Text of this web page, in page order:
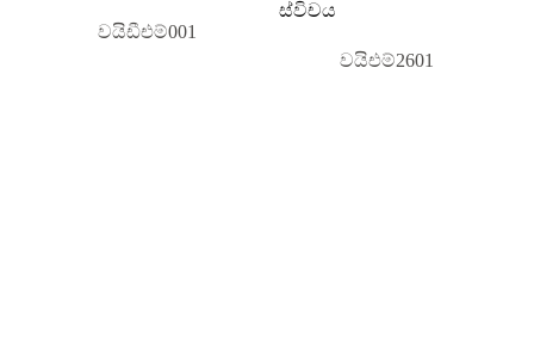
වයිඩීඑම්001
වයිඑම්2601